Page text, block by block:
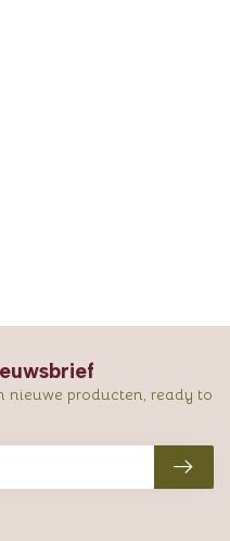
nieuwe producten, ready to